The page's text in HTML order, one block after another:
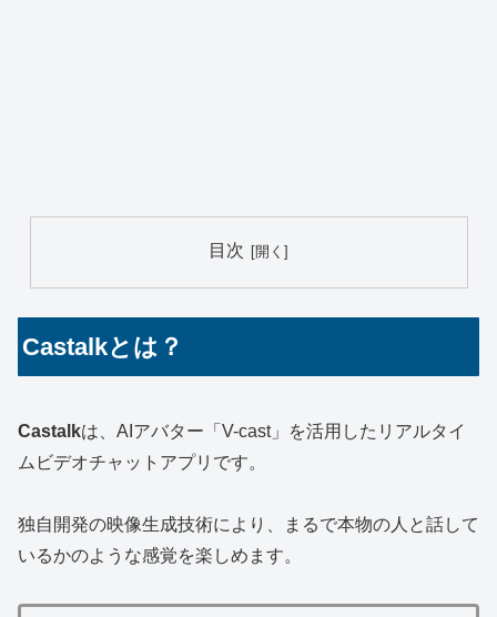
目次
Castalkとは？
Castalkは、AIアバター「V-cast」を活用したリアルタイ
ムビデオチャットアプリです。
独自開発の映像生成技術により、まるで本物の人と話して
いるかのような感覚を楽しめます。